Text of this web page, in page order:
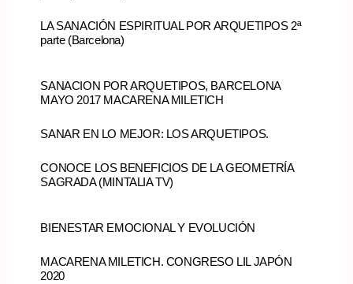
LA SANACIÓN ESPIRITUAL POR ARQUETIPOS 2ª
parte (Barcelona)
SANACION POR ARQUETIPOS, BARCELONA
MAYO 2017 MACARENA MILETICH
SANAR EN LO MEJOR: LOS ARQUETIPOS.
CONOCE LOS BENEFICIOS DE LA GEOMETRÍA
SAGRADA (MINTALIA TV)
BIENESTAR EMOCIONAL Y EVOLUCIÓN
MACARENA MILETICH. CONGRESO LIL JAPÓN
2020